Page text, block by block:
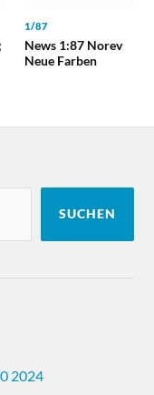
1/87
News 1:87 Norev
Neue Farben
SUCHEN
2024